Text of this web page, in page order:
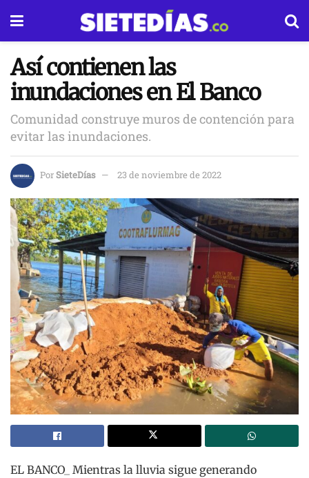
Así contienen las
inundaciones en El Banco
Comunidad construye muros de contención para
evitar las inundaciones.
PorSieteDías 23 de noviembre de 2022
EL BANCO_ Mientras la lluvia sigue generando